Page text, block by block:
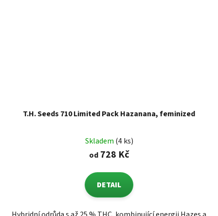
T.H. Seeds 710 Limited Pack Hazanana, feminized
Skladem (4 ks)
od728 Kč
DETAIL